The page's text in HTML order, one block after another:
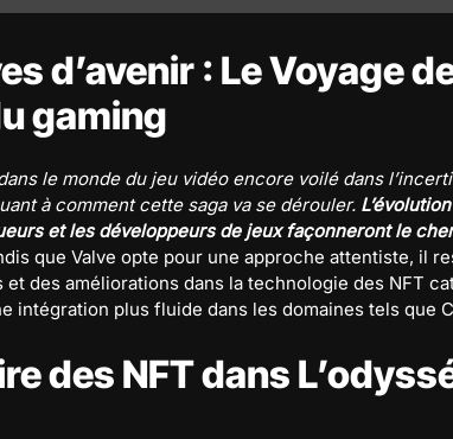
d’avenir : Le Voyage
gaming
le monde du jeu vidéo encore voilé dans
à comment cette saga va se dérouler.
et les développeurs de jeux façonneront le
que Valve opte pour une approche attentiste, il
et des améliorations dans la technologie des NFT
intégration plus fluide dans les domaines tels que
des NFT dans